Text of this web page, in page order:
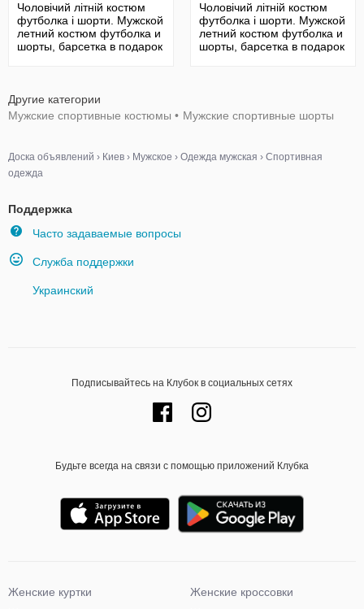
Чоловічий літній костюм
футболка і шорти. Мужской
летний костюм футболка и
шорты, барсетка в подарок
Чоловічий літній костюм
футболка і шорти. Мужской
летний костюм футболка и
шорты, барсетка в подарок
Другие категории
Мужские спортивные костюмы • Мужские спортивные шорты
Доска объявлений › Киев › Мужское › Одежда мужская › Спортивная
одежда
Поддержка
Часто задаваемые вопросы
Служба поддержки
Украинский
Подписывайтесь на Клубок в социальных сетях
Будьте всегда на связи с помощью приложений Клубка
Женские куртки
Женские кроссовки